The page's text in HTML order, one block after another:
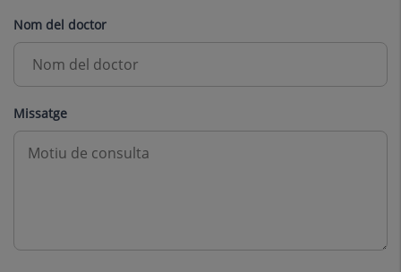
Nom del doctor
Missatge